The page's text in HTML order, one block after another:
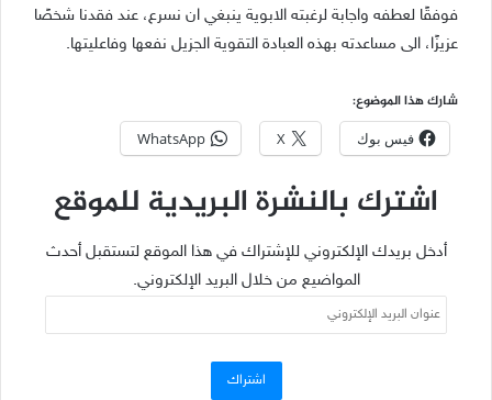
فوفقًا لعطفه واجابة لرغبته الابوية ينبغي ان نسرع، عند فقدنا شخصًا
عزيزًا، الى مساعدته بهذه العبادة التقوية الجزيل نفعها وفاعليتها.
شارك هذا الموضوع:
فيس بوك X
WhatsApp
اشترك بالنشرة البريدية للموقع
أدخل بريدك الإلكتروني للإشتراك في هذا الموقع لتستقبل أحدث
المواضيع من خلال البريد الإلكتروني.
عنوان
البريد
اشتراك